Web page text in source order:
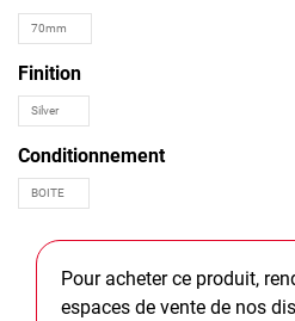
Finition
Conditionnement
Pour acheter ce produit,
espaces de vente de nos